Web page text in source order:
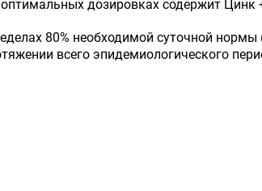
дозировках содержит Цинк
80% необходимой суточной нормы
всего эпидемиологического